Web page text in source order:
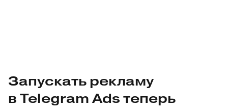
Запускать рекламу
в Telegram Ads теперь